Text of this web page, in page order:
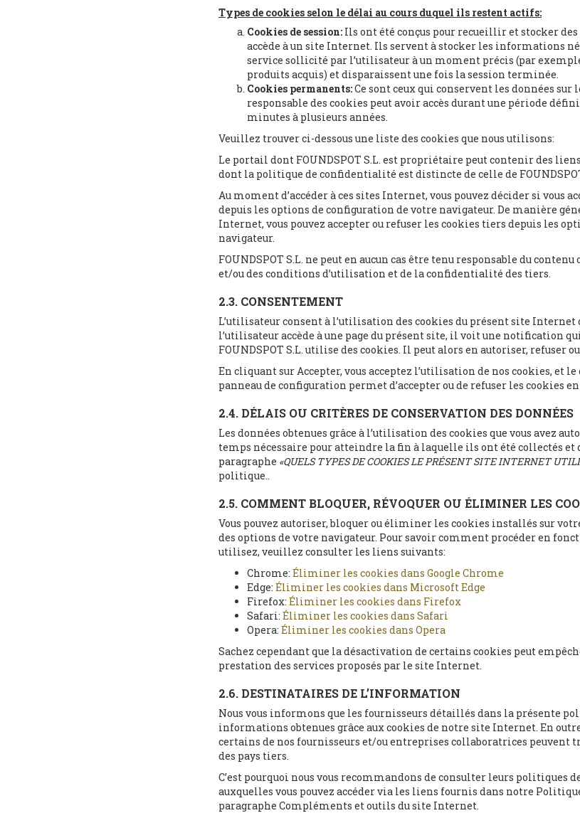
Types de cookies selon le délai au cours duquel ils restent actifs:
Cookies de session: Ils ont été conçus pour recueillir et stocker
accède à un site Internet. Ils servent à stocker les informations
service sollicité par l’utilisateur à un moment précis (par
produits acquis) et disparaissent une fois la session terminée.
Cookies permanents:Ce sont ceux qui conservent les données
responsable des cookies peut avoir accès durant une période
minutes à plusieurs années.
Veuillez trouver ci-dessous une liste des cookies que nous utilisons:
Le portail dont FOUNDSPOT S.L. est propriétaire peut contenir des
dont la politique de confidentialité est distincte de celle de
Au moment d’accéder à ces sites Internet, vous pouvez décider si vous
depuis les options de configuration de votre navigateur. De manière
Internet, vous pouvez accepter ou refuser les cookies tiers depuis les
navigateur.
FOUNDSPOT S.L. ne peut en aucun cas être tenu responsable du
et/ou des conditions d’utilisation et de la confidentialité des tiers.
2.3. CONSENTEMENT
L’utilisateur consent à l’utilisation des cookies du présent site Internet
l’utilisateur accède à une page du présent site, il voit une notification
FOUNDSPOT S.L. utilise des cookies. Il peut alors en autoriser, refuser
En cliquant sur Accepter, vous acceptez l’utilisation de nos cookies, et le
panneau de configuration permet d’accepter ou de refuser les cookies
2.4. DÉLAIS OU CRITÈRES DE CONSERVATION DES DONNÉES
Les données obtenues grâce à l’utilisation des cookies que vous avez
temps nécessaire pour atteindre la fin à laquelle ils ont été collectés et
paragraphe «QUELS TYPES DE COOKIES LE PRÉSENT SITE INTERNET
politique..
2.5. COMMENT BLOQUER, RÉVOQUER OU ÉLIMINER LES
Vous pouvez autoriser, bloquer ou éliminer les cookies installés sur
des options de votre navigateur. Pour savoir comment procéder en
utilisez, veuillez consulter les liens suivants:
Chrome: Éliminer les cookies dans Google Chrome
Edge: Éliminer les cookies dans Microsoft Edge
Firefox: Éliminer les cookies dans Firefox
Safari: Éliminer les cookies dans Safari
Opera: Éliminer les cookies dans Opera
Sachez cependant que la désactivation de certains cookies peut
prestation des services proposés par le site Internet.
2.6. DESTINATAIRES DE L’INFORMATION
Nous vous informons que les fournisseurs détaillés dans la présente
informations obtenues grâce aux cookies de notre site Internet. En
certains de nos fournisseurs et/ou entreprises collaboratrices peuvent
des pays tiers.
C’est pourquoi nous vous recommandons de consulter leurs politiques
auxquelles vous pouvez accéder via les liens fournis dans notre
paragraphe Compléments et outils du site Internet.